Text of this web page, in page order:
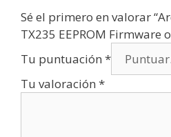
Sé el primero en valorar
TX235 EEPROM Firmware
Tu puntuación *
Tu valoración *